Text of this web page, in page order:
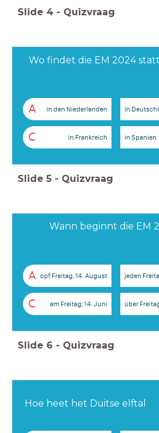
Slide 4 - Quizvraag
Wo findet die EM 2024
A in den Niederlanden in
C in Frankreich in Spanien
Slide 5 - Quizvraag
Wann beginnt die EM
A opf Freitag, 14. August jeden
C am Freitag, 14. Juni über
Slide 6 - Quizvraag
Hoe heet het Duitse elftal